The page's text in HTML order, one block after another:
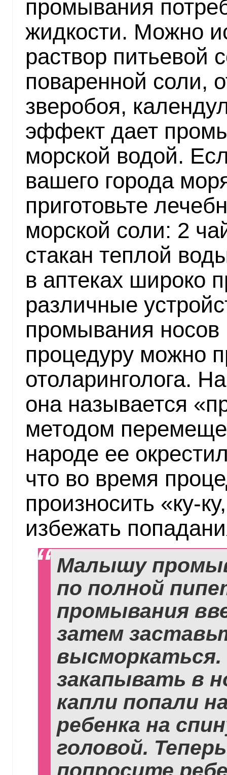
промывания
жидкости. Можно
раствор питьевой
поваренной соли,
зверобоя,
эффект дает
морской водой.
вашего города
приготовьте
морской соли: 2
стакан теплой
в аптеках широко
различные
промывания носов
процедуру можно
отоларинголога.
она называется
методом
народе ее
что во время
произносить «ку-
избежать
Малышу
по полной
промывания
затем
закапывать в
капли попали
ребенка на
головой.